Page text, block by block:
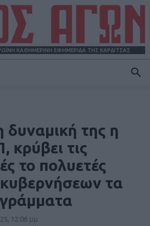
ΚΑΘΗΜΕΡΙΝΗ ΕΦΗΜΕΡΙΔΑ ΤΗΣ ΚΑΡΔΙΤΣΑΣ
δυναμική της η
κρύβει τις
το πολυετές
τα
12:06 μμ